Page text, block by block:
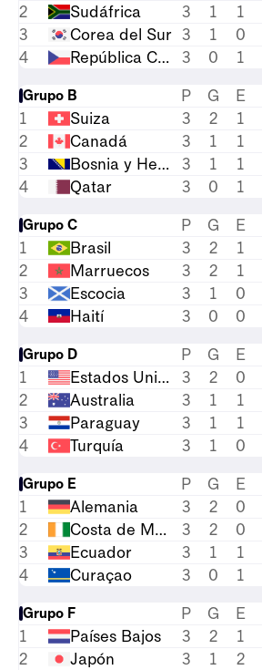
2
Sudáfrica 3 1 1
3
Corea del Sur 3 1 0
4
República Checa 3 0 1
Grupo B P G E
1
Suiza 3 2 1
2
Canadá 3 1 1
3
Bosnia y Herzegovina 3 1 1
4
Qatar 3 0 1
Grupo C P G E
1
Brasil 3 2 1
2
Marruecos 3 2 1
3
Escocia 3 1 0
4
Haití 3 0 0
Grupo D P G E
1
Estados Unidos 3 2 0
2
Australia 3 1 1
3
Paraguay 3 1 1
4
Turquía 3 1 0
Grupo E P G E
1
Alemania 3 2 0
2
Costa de Marfil 3 2 0
3
Ecuador 3 1 1
4
Curaçao 3 0 1
Grupo F P G E
1
Países Bajos 3 2 1
2
Japón 3 1 2